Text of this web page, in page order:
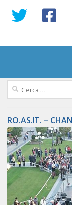
Ricerca
RO.AS.IT. –